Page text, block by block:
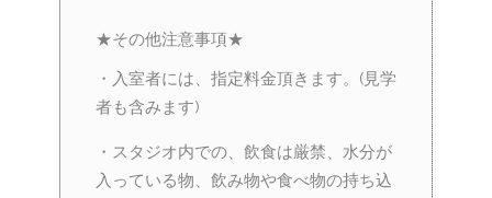
★その他注意事項★
・入室者には、指定料金頂きます。(見学
者も含みます)
・スタジオ内での、飲食は厳禁、水分が
入っている物、飲み物や食べ物の持ち込